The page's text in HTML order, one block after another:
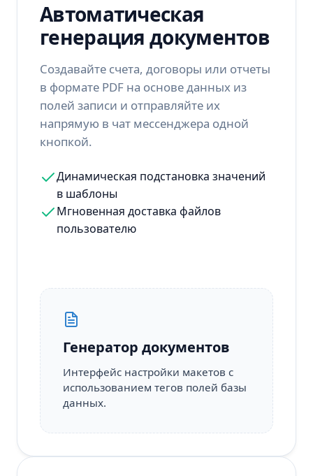
Автоматическая
генерация документов
Создавайте счета, договоры или отчеты
в формате PDF на основе данных из
полей записи и отправляйте их
напрямую в чат мессенджера одной
кнопкой.
Динамическая подстановка значений
в шаблоны
Мгновенная доставка файлов
пользователю
Генератор документов
Интерфейс настройки макетов с
использованием тегов полей базы
данных.